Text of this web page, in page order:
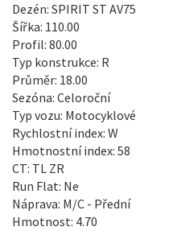
Dezén: SPIRIT ST AV75
Šířka: 110.00
Profil: 80.00
Typ konstrukce: R
Průměr: 18.00
Sezóna: Celoroční
Typ vozu: Motocyklové
Rychlostní index: W
Hmotnostní index: 58
CT: TL ZR
Run Flat: Ne
Náprava: M/C - Přední
Hmotnost: 4.70